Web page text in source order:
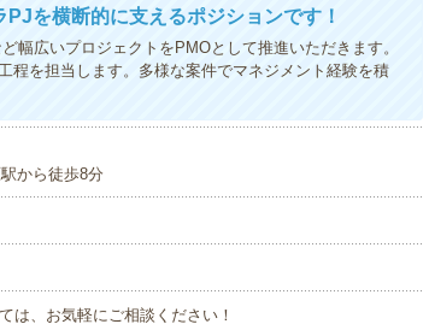
を横断的に支えるポジションです！
幅広いプロジェクトをPMOとして推進いただきます。
程を担当します。多様な案件でマネジメント経験を積
から徒歩8分
、お気軽にご相談ください！